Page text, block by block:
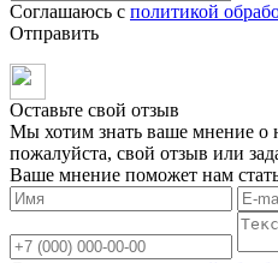
Соглашаюсь с политикой
Отправить
Оставьте свой отзыв
Мы хотим знать ваше мнение о
пожалуйста, свой отзыв или
Ваше мнение поможет нам